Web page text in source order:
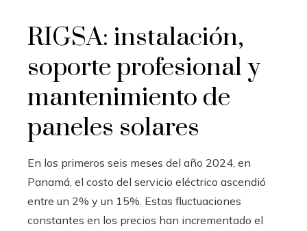
RIGSA: instalación,
soporte profesional y
mantenimiento de
paneles solares
En los primeros seis meses del año 2024, en
Panamá, el costo del servicio eléctrico ascendió
entre un 2% y un 15%. Estas fluctuaciones
constantes en los precios han incrementado el